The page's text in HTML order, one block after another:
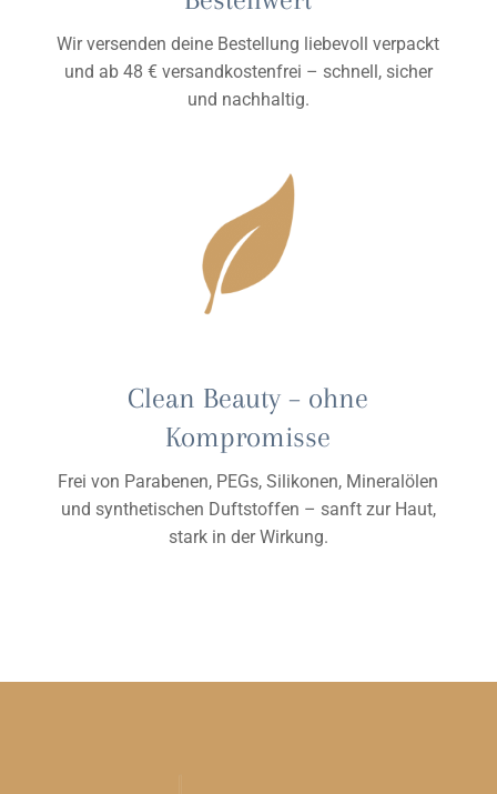
Wir versenden deine Bestellung liebevoll verpackt
und ab 48 € versandkostenfrei – schnell, sicher
und nachhaltig.
Clean Beauty – ohne
Kompromisse
Frei von Parabenen, PEGs, Silikonen, Mineralölen
und synthetischen Duftstoffen – sanft zur Haut,
stark in der Wirkung.